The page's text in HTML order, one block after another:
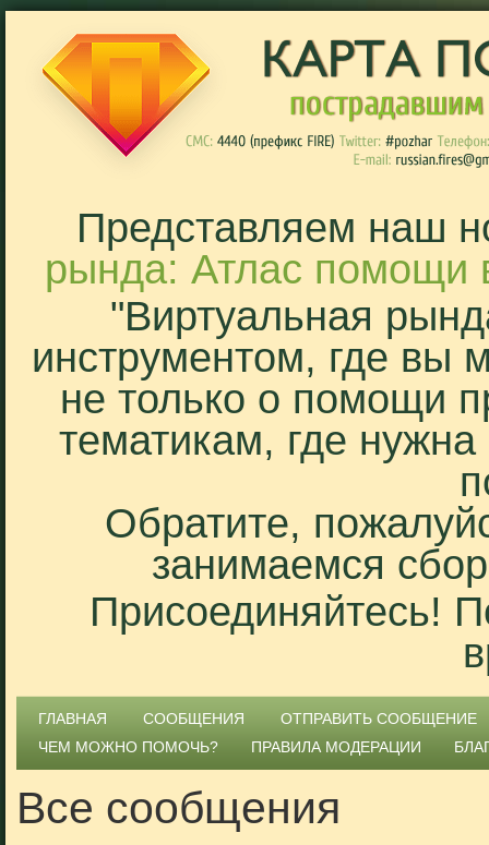
Представляем наш
рында: Атлас помощи
"Виртуальная
инструментом, где вы
не только о помощи
тематикам, где
Обратите,
занимаемся
Присоединяйтесь!
ГЛАВНАЯ СООБЩЕНИЯ
ОТПРАВИТЬ СООБЩЕНИЕ
ЧЕМ МОЖНО ПОМОЧЬ?
ПРАВИЛА МОДЕРАЦИИ
Все сообщения